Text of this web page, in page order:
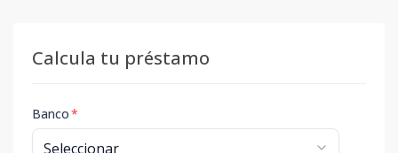
Calcula tu préstamo
Banco*